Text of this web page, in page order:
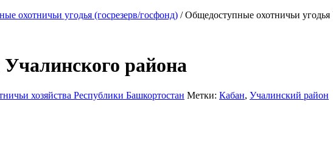
охотничьи угодья (госрезерв/госфонд) / Общедоступные охотничьи угодья
района
хозяйства Республики Башкортостан Метки: Кабан, Учалинский район